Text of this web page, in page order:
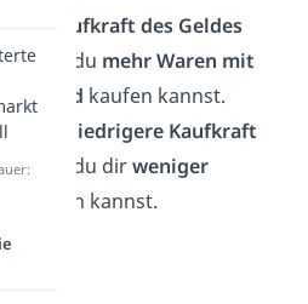
Kaufkraft des Geldes
dass du mehr Waren mit
Geld kaufen kannst.
eine
niedrigere Kaufkraft
dass du dirweniger
leisten kannst.